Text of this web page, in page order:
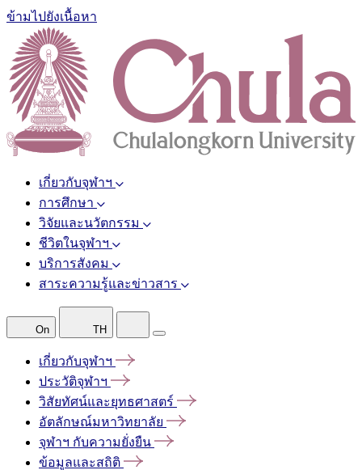
ข้ามไปยังเนื้อหา
เกี่ยวกับจุฬาฯ
การศึกษา
วิจัยและนวัตกรรม
ชีวิตในจุฬาฯ
บริการสังคม
สาระความรู้และข่าวสาร
On TH
เกี่ยวกับจุฬาฯ
ประวัติจุฬาฯ
วิสัยทัศน์และยุทธศาสตร์
อัตลักษณ์มหาวิทยาลัย
จุฬาฯ กับความยั่งยืน
ข้อมูลและสถิติ